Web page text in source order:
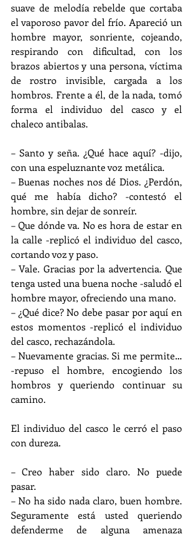
suave de melodía rebelde que cortaba
el vaporoso pavor del frío. Apareció un
hombre mayor, sonriente, cojeando,
respirando con dificultad, con los
brazos abiertos y una persona, víctima
de rostro invisible, cargada a los
hombros. Frente a él, de la nada, tomó
forma el individuo del casco y el
chaleco antibalas.
– Santo y seña. ¿Qué hace aquí? -dijo,
con una espeluznante voz metálica.
– Buenas noches nos dé Dios. ¿Perdón,
qué me había dicho? -contestó el
hombre, sin dejar de sonreír.
– Que dónde va. No es hora de estar en
la calle -replicó el individuo del casco,
cortando voz y paso.
– Vale. Gracias por la advertencia. Que
tenga usted una buena noche -saludó el
hombre mayor, ofreciendo una mano.
– ¿Qué dice? No debe pasar por aquí en
estos momentos -replicó el individuo
del casco, rechazándola.
– Nuevamente gracias. Si me permite…
-repuso el hombre, encogiendo los
hombros y queriendo continuar su
camino.
El individuo del casco le cerró el paso
con dureza.
– Creo haber sido claro. No puede
pasar.
– No ha sido nada claro, buen hombre.
Seguramente está usted queriendo
defenderme de alguna amenaza